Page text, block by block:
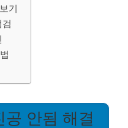
기
안됨 해결